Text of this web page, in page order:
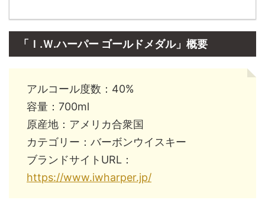
「Ｉ.Ｗ.ハーパー ゴールドメダル」概要
アルコール度数：40%
容量：700ml
原産地：アメリカ合衆国
カテゴリー：バーボンウイスキー
ブランドサイトURL：
https://www.iwharper.jp/